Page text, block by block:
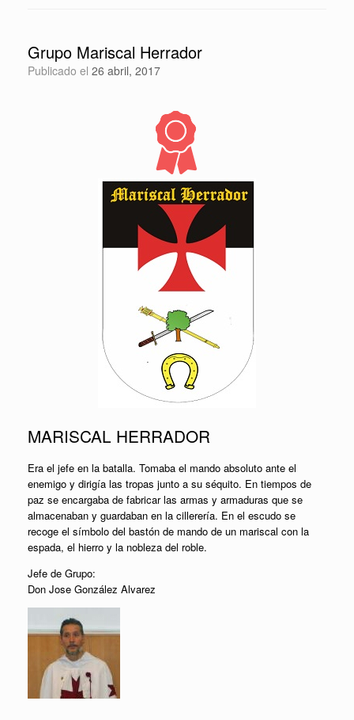
Grupo Mariscal Herrador
Publicado el 26 abril, 2017
MARISCAL HERRADOR
Era el jefe en la batalla. Tomaba el mando absoluto ante el
enemigo y dirigía las tropas junto a su séquito. En tiempos de
paz se encargaba de fabricar las armas y armaduras que se
almacenaban y guardaban en la cillerería. En el escudo se
recoge el símbolo del bastón de mando de un mariscal con la
espada, el hierro y la nobleza del roble.
Jefe de Grupo:
Don Jose González Alvarez